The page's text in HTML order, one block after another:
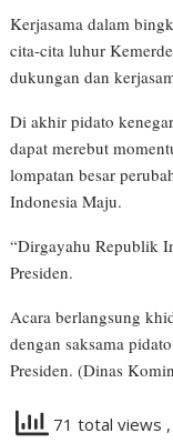
Kerjasama dalam
cita-cita luhur
dukungan dan
Di akhir pidato
dapat merebut
lompatan besar
Indonesia Maju.
“Dirgayahu Republik
Presiden.
Acara berlangsung
dengan saksama
Presiden. (Dinas
71 total views